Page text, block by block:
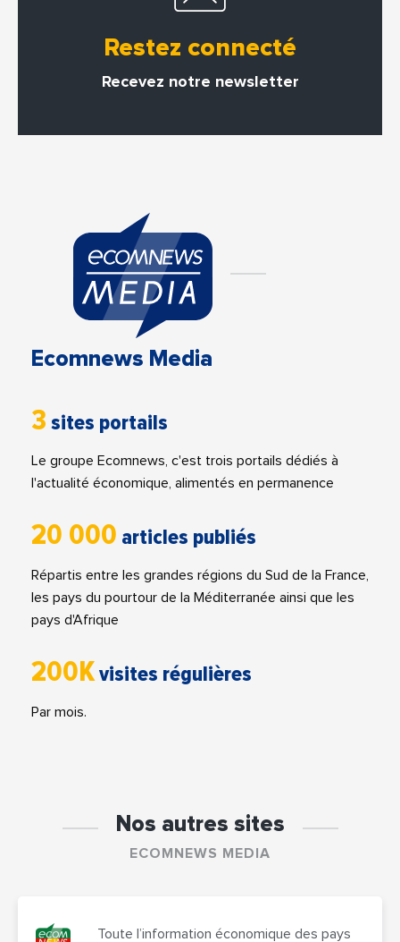
Restez connecté
Recevez notre newsletter
Ecomnews Media
3 sites portails
Le groupe Ecomnews, c'est trois portails dédiés à
l'actualité économique, alimentés en permanence
20 000 articles publiés
Répartis entre les grandes régions du Sud de la France,
les pays du pourtour de la Méditerranée ainsi que les
pays d'Afrique
200Kvisites régulières
Par mois.
Nos autres sites
ECOMNEWS MEDIA
Toute l’information économique des pays